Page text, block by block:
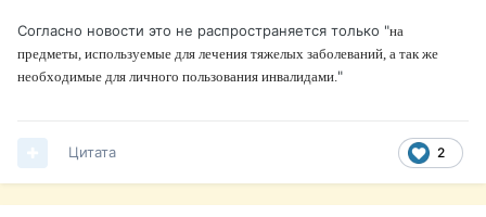
Согласно новости это не распространяется только "на
предметы, используемые для лечения тяжелых заболеваний, а так же
необходимые для личного пользования инвалидами."
2
Цитата